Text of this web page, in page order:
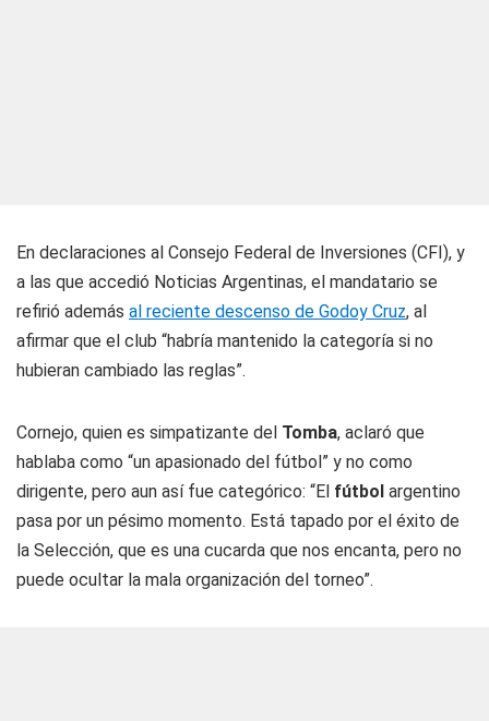
En declaraciones al Consejo Federal de Inversiones (CFI), y
a las que accedió Noticias Argentinas, el mandatario se
refirió además al reciente descenso de Godoy Cruz, al
afirmar que el club “habría mantenido la categoría si no
hubieran cambiado las reglas”.
Cornejo, quien es simpatizante del Tomba, aclaró que
hablaba como “un apasionado del fútbol” y no como
dirigente, pero aun así fue categórico: “El fútbol argentino
pasa por un pésimo momento. Está tapado por el éxito de
la Selección, que es una cucarda que nos encanta, pero no
puede ocultar la mala organización del torneo”.